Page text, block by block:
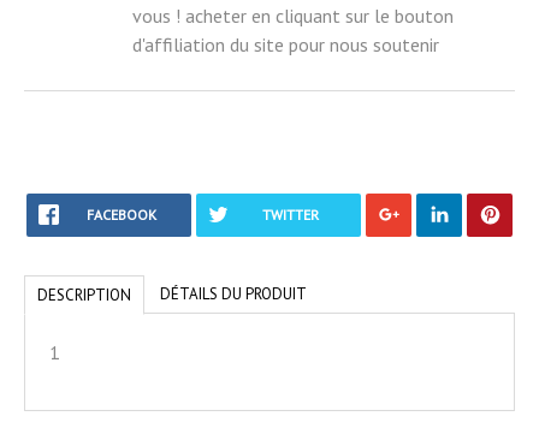
vous ! acheter en cliquant sur le bouton
d'affiliation du site pour nous soutenir
FACEBOOK TWITTER
DESCRIPTION DÉTAILS DU PRODUIT
1